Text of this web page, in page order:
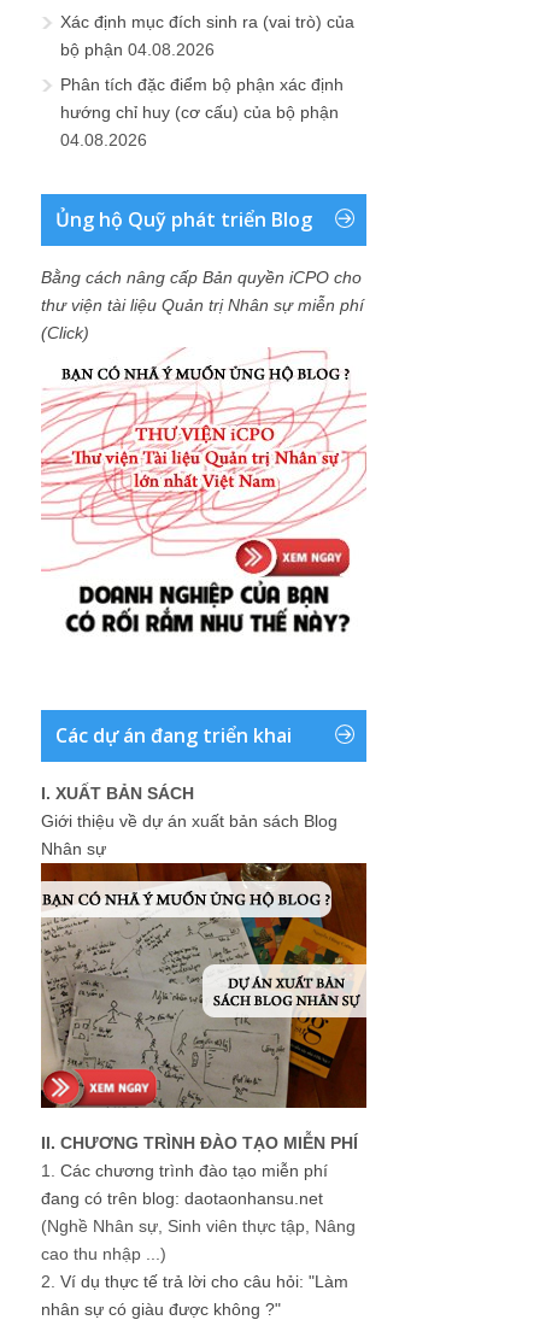
Xác định mục đích sinh ra (vai trò) của
bộ phận 04.08.2026
Phân tích đặc điểm bộ phận xác định
hướng chỉ huy (cơ cấu) của bộ phận
04.08.2026
Ủng hộ Quỹ phát triển Blog
Bằng cách nâng cấp Bản quyền iCPO cho
thư viện tài liệu Quản trị Nhân sự miễn phí
(Click)
Các dự án đang triển khai
I. XUẤT BẢN SÁCH
Giới thiệu về dự án xuất bản sách Blog
Nhân sự
II. CHƯƠNG TRÌNH ĐÀO TẠO MIỄN PHÍ
1. Các chương trình đào tạo miễn phí
đang có trên blog: daotaonhansu.net
(Nghề Nhân sự, Sinh viên thực tập, Nâng
cao thu nhập ...)
2. Ví dụ thực tế trả lời cho câu hỏi: "Làm
nhân sự có giàu được không ?"